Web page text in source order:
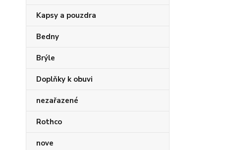
Kapsy a pouzdra
Bedny
Brýle
Doplňky k obuvi
nezařazené
Rothco
nove